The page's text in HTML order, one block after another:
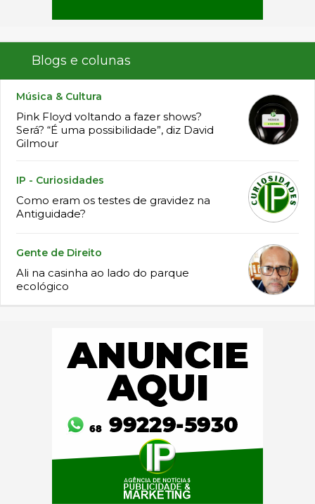
Blogs e colunas
Música & Cultura
Pink Floyd voltando a fazer shows?
Será? “É uma possibilidade”, diz David
Gilmour
IP - Curiosidades
Como eram os testes de gravidez na
Antiguidade?
Gente de Direito
Ali na casinha ao lado do parque
ecológico